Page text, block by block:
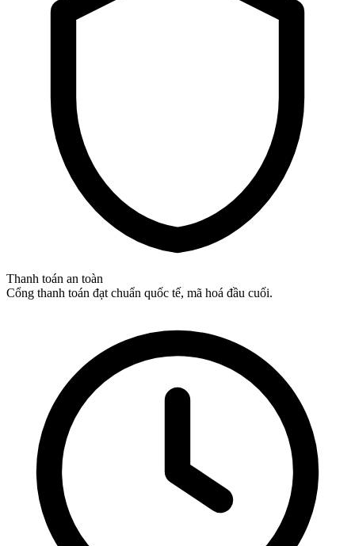
Thanh toán an toàn
Cổng thanh toán đạt chuẩn quốc tế, mã hoá đầu cuối.